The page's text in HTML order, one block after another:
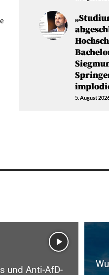
5. August
und Anti-AfD-